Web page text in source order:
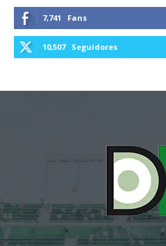
7,741 Fans
10,507 Seguidores